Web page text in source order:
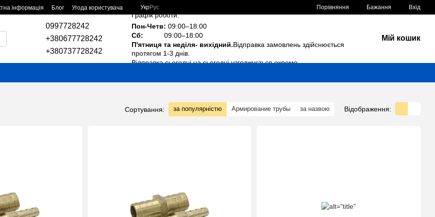
інформація Блог Угода користувача УкрРус Порівняння Бажання Вхід
0997728242
+380677728242
+380737728242
Графік роботи:
Пон-Четв: 09:00–18:00
Сб:
09:00–18:00
П'ятниця та неділя- вихідний.Відправка замовлень здійснюється
протягом 1-3 днів.
Відправка сьогодні на сьогодні узгоджується окремо.
Мій кошик
Сортування: за популярністю Армирование трубы за назвою Відображення: